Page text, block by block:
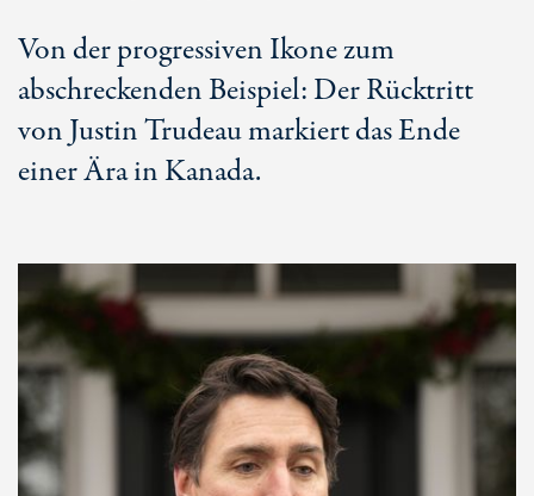
Von der progressiven Ikone zum
abschreckenden Beispiel: Der Rücktritt
von Justin Trudeau markiert das Ende
einer Ära in Kanada.